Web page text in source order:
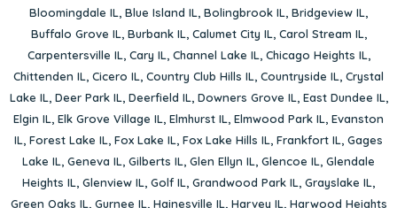
Bloomingdale IL, Blue Island IL, Bolingbrook IL, Bridgeview IL,
Buffalo Grove IL, Burbank IL, Calumet City IL, Carol Stream IL,
Carpentersville IL, Cary IL, Channel Lake IL, Chicago Heights IL,
Chittenden IL, Cicero IL, Country Club Hills IL, Countryside IL, Crystal
Lake IL, Deer Park IL, Deerfield IL, Downers Grove IL, East Dundee IL,
Elgin IL, Elk Grove Village IL, Elmhurst IL, Elmwood Park IL, Evanston
IL, Forest Lake IL, Fox Lake IL, Fox Lake Hills IL, Frankfort IL, Gages
Lake IL, Geneva IL, Gilberts IL, Glen Ellyn IL, Glencoe IL, Glendale
Heights IL, Glenview IL, Golf IL, Grandwood Park IL, Grayslake IL,
Green Oaks IL, Gurnee IL, Hainesville IL, Harvey IL, Harwood Heights